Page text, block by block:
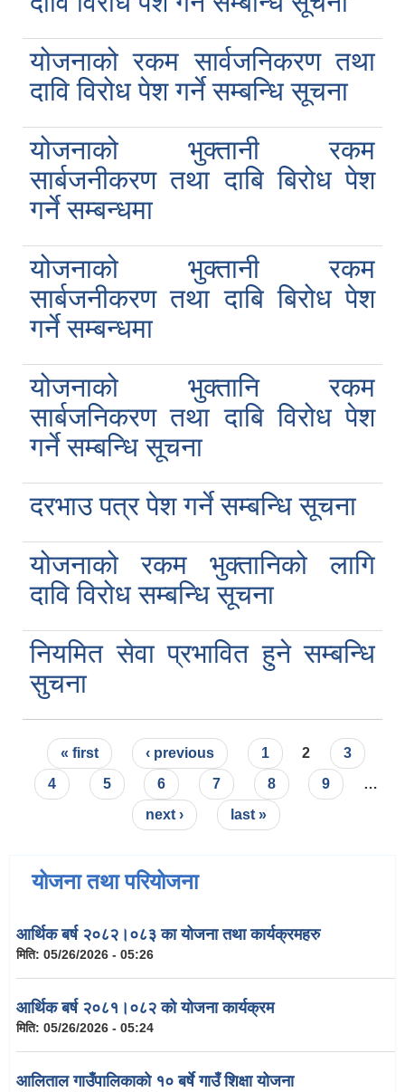
योजनाको रकम सार्वजनिकरण तथा
दावि विरोध पेश गर्ने सम्बन्धि सूचना
योजनाको भुक्तानी रकम
सार्बजनीकरण तथा दाबि बिरोध पेश
गर्ने सम्बन्धमा
योजनाको भुक्तानी रकम
सार्बजनीकरण तथा दाबि बिरोध पेश
गर्ने सम्बन्धमा
योजनाको भुक्तानि रकम
सार्बजनिकरण तथा दाबि विरोध पेश
गर्ने सम्बन्धि सूचना
दरभाउ पत्र पेश गर्ने सम्बन्धि सूचना
योजनाको रकम भुक्तानिको लागि
दावि विरोध सम्बन्धि सूचना
नियमित सेवा प्रभावित हुने सम्बन्धि
सुचना
Pages
« first ‹ previous 1 2
3
4
5 6 7 8 9
…
next ›
last »
योजना तथा परियोजना
आर्थिक बर्ष २०८२।०८३ का योजना तथा कार्यक्रमहरु
मिति: 05/26/2026 - 05:26
आर्थिक बर्ष २०८१।०८२ को योजना कार्यक्रम
मिति: 05/26/2026 - 05:24
आलिताल गाउँपालिकाको १० बर्षे गाउँ शिक्षा योजना